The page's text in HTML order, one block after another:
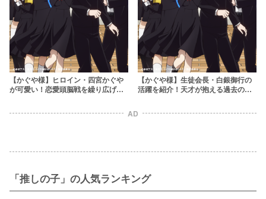
【かぐや様】ヒロイン・四宮かぐや
が可愛い！恋愛頭脳戦を繰り広げる
【かぐや様】生徒会長・白銀御行の
活躍を紹介！天才が抱える過去のト
AD
「推しの子」の人気ランキング